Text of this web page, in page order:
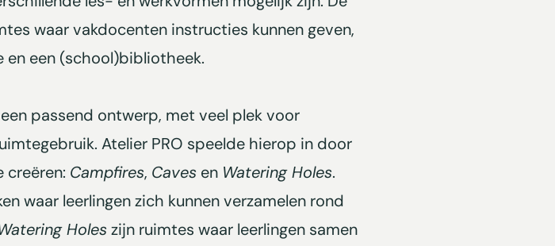
waar vakdocenten instructies kunnen geven,
en een (school)bibliotheek.
passend ontwerp, met veel plek voor
Atelier PRO speelde hierop in door
creëren: Campfires, Caves en Watering Holes.
waar leerlingen zich kunnen verzamelen rond
Holes zijn ruimtes waar leerlingen samen